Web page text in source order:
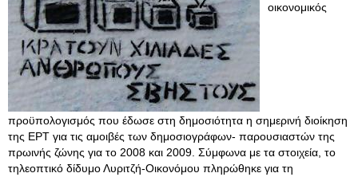
οικονομικός
προϋπολογισμός που έδωσε στη δημοσιότητα η σημερινή διοίκηση
της ΕΡΤ για τις αμοιβές των δημοσιογράφων- παρουσιαστών της
πρωινής ζώνης για το 2008 και 2009. Σύμφωνα με τα στοιχεία, το
τηλεοπτικό δίδυμο Λυριτζή-Οικονόμου πληρώθηκε για τη